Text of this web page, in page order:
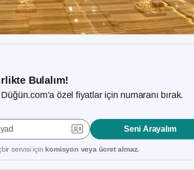
Bulalım!
özel fiyatlar için numaranı bırak.
Seni Arayalım
servisi için komisyon veya ücret almaz.